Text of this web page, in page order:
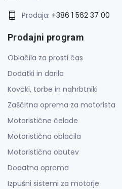
Prodaja: +386 1 562 37 00
Prodajni program
Oblačila za prosti čas
Dodatki in darila
Kovčki, torbe in nahrbtniki
Zaščitna oprema za motorista
Motoristične čelade
Motoristična oblačila
Motoristična obutev
Dodatna oprema
Izpušni sistemi za motorje